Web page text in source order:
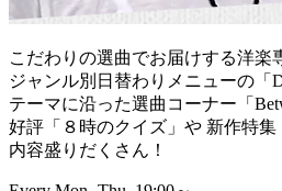
こだわりの選曲でお届けする洋楽
ジャンル別日替わりメニューの「
テーマに沿った選曲コーナー「
好評「８時のクイズ」や 新作特集
内容盛りだくさん！